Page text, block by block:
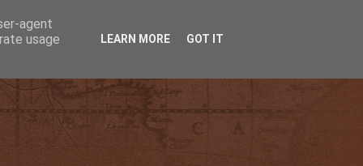
agent
usage
LEARN MORE GOT IT